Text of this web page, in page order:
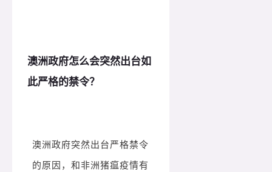
澳洲政府怎么会突然出台如
此严格的禁令？
澳洲政府突然出台严格禁令
的原因，和非洲猪瘟疫情有